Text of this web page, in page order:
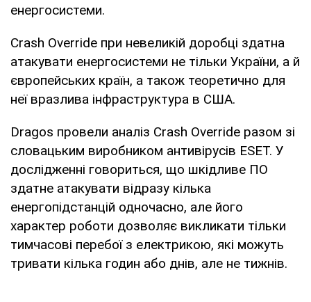
енергосистеми.
Crash Override при невеликій доробці здатна
атакувати енергосистеми не тільки України, а й
європейських країн, а також теоретично для
неї вразлива інфраструктура в США.
Dragos провели аналіз Crash Override разом зі
словацьким виробником антивірусів ESET. У
дослідженні говориться, що шкідливе ПО
здатне атакувати відразу кілька
енергопідстанцій одночасно, але його
характер роботи дозволяє викликати тільки
тимчасові перебої з електрикою, які можуть
тривати кілька годин або днів, але не тижнів.